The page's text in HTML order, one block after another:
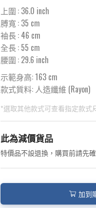
上圍 : 36.0 inch
膊寬 : 35 cm
袖長 : 46 cm
全長 : 55 cm
腰圍 : 29.6 inch
示範身高: 163 cm
款式質料: 人造纖維 (Rayon)
*選取其他款式可查看指定款式
此為預購品
<預購款>因為韓國東大門8
後才陸續返貨⚠️
此為減價貨品
特價品不設退換，購買前請先
加到